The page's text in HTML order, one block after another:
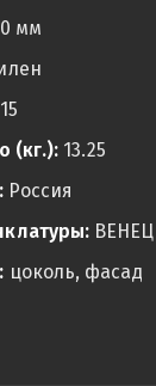
мм
(кг.): 13.25
Россия
цоколь, фасад